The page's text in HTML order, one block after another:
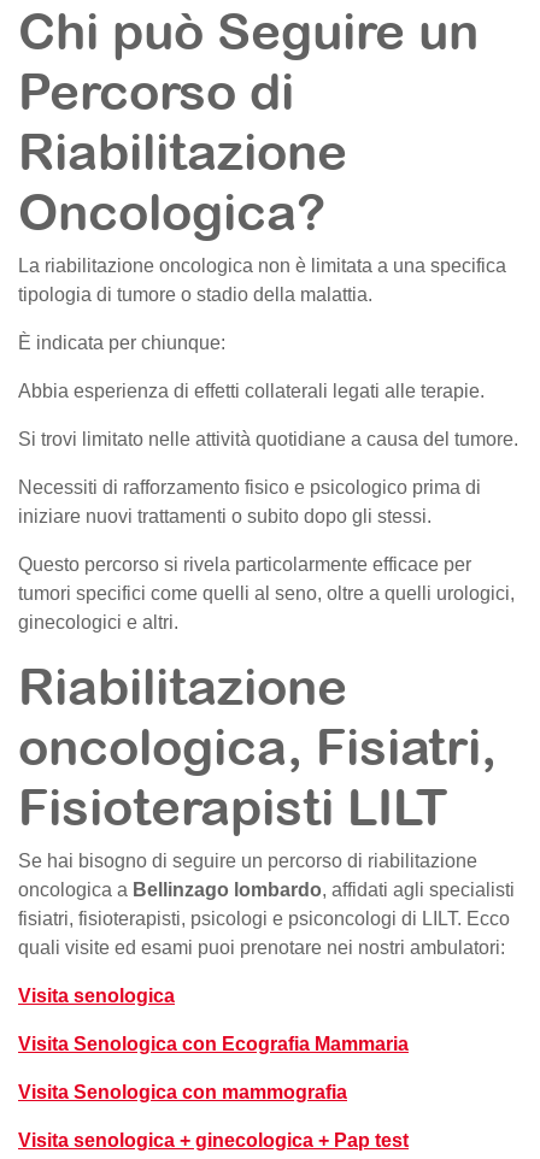
Chi può Seguire un
Percorso di
Riabilitazione
Oncologica?
La riabilitazione oncologica non è limitata a una specifica
tipologia di tumore o stadio della malattia.
È indicata per chiunque:
Abbia esperienza di effetti collaterali legati alle terapie.
Si trovi limitato nelle attività quotidiane a causa del tumore.
Necessiti di rafforzamento fisico e psicologico prima di
iniziare nuovi trattamenti o subito dopo gli stessi.
Questo percorso si rivela particolarmente efficace per
tumori specifici come quelli al seno, oltre a quelli urologici,
ginecologici e altri.
Riabilitazione
oncologica, Fisiatri,
Fisioterapisti LILT
Se hai bisogno di seguire un percorso di riabilitazione
oncologica a Bellinzago lombardo, affidati agli specialisti
fisiatri, fisioterapisti, psicologi e psiconcologi di LILT. Ecco
quali visite ed esami puoi prenotare nei nostri ambulatori:
Visita senologica
Visita Senologica con Ecografia Mammaria
Visita Senologica con mammografia
Visita senologica + ginecologica + Pap test